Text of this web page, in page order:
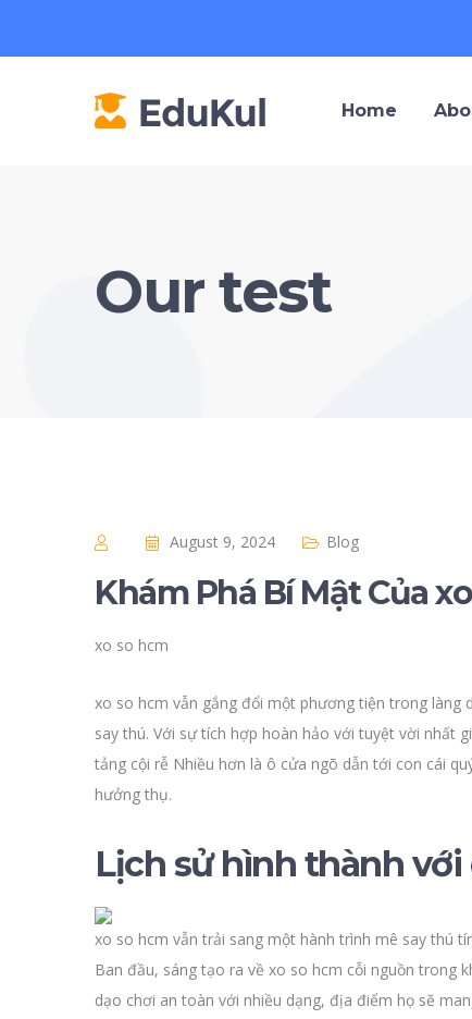
Home
Our test
August 9, 2024 Blog
Khám Phá Bí Mật Của
xo so hcm
xo so hcm vẫn gắng đổi một phương tiện trong làng
say thú. Với sự tích hợp hoàn hảo với tuyệt vời nhất
tảng cội rễ Nhiều hơn là ô cửa ngõ dẫn tới con cái
hưởng thụ.
Lịch sử hình thành
xo so hcm vẫn trải sang một hành trình mê say thú
Ban đầu, sáng tạo ra về xo so hcm cỗi nguồn trong
dạo chơi an toàn với nhiều dạng, địa điểm họ sẽ